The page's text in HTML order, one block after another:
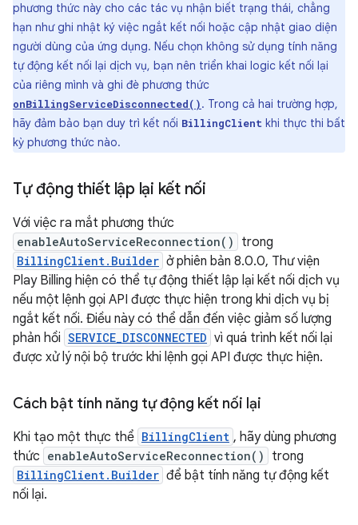
phương thức này cho các tác vụ nhận biết trạng thái, chẳng
hạn như ghi nhật ký việc ngắt kết nối hoặc cập nhật giao diện
người dùng của ứng dụng. Nếu chọn không sử dụng tính năng
tự động kết nối lại dịch vụ, bạn nên triển khai logic kết nối lại
của riêng mình và ghi đè phương thức
onBillingServiceDisconnected(). Trong cả hai trường hợp,
hãy đảm bảo bạn duy trì kết nối BillingClient khi thực thi bất
kỳ phương thức nào.
Tự động thiết lập lại kết nối
Với việc ra mắt phương thức
enableAutoServiceReconnection() trong
BillingClient.Builder ở phiên bản 8.0.0, Thư viện
Play Billing hiện có thể tự động thiết lập lại kết nối dịch vụ
nếu một lệnh gọi API được thực hiện trong khi dịch vụ bị
ngắt kết nối. Điều này có thể dẫn đến việc giảm số lượng
phản hồi SERVICE_DISCONNECTED vì quá trình kết nối lại
được xử lý nội bộ trước khi lệnh gọi API được thực hiện.
Cách bật tính năng tự động kết nối lại
Khi tạo một thực thể BillingClient , hãy dùng phương
thức enableAutoServiceReconnection() trong
BillingClient.Builder để bật tính năng tự động kết
nối lại.